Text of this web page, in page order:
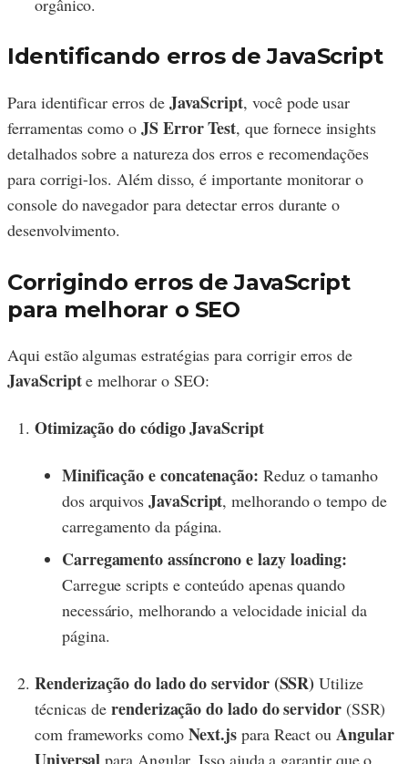
Identificando erros de JavaScript
Para identificar erros de JavaScript, você pode usar
ferramentas como o JS Error Test, que fornece insights
detalhados sobre a natureza dos erros e recomendações
para corrigi-los. Além disso, é importante monitorar o
console do navegador para detectar erros durante o
desenvolvimento.
Corrigindo erros de JavaScript
para melhorar o SEO
Aqui estão algumas estratégias para corrigir erros de
JavaScripte melhorar o SEO:
Otimização do código JavaScript
Minificação e concatenação: Reduz o tamanho
dos arquivosJavaScript, melhorando o tempo de
carregamento da página.
Carregamento assíncrono e lazy loading:
Carregue scripts e conteúdo apenas quando
necessário, melhorando a velocidade inicial da
página.
Renderização do lado do servidor (SSR) Utilize
técnicas derenderização do lado do servidor(SSR)
com frameworks como Next.js para React ou Angular